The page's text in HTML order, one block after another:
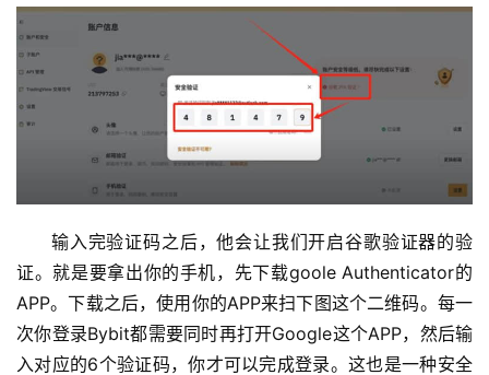
析
币
圈
常
题
输入完验证码之后，他会让我们开启谷歌验证器的验
证。就是要拿出你的手机，先下载goole Authenticator的
APP。下载之后，使用你的APP来扫下图这个二维码。每一
次你登录Bybit都需要同时再打开Google这个APP，然后输
入对应的6个验证码，你才可以完成登录。这也是一种安全